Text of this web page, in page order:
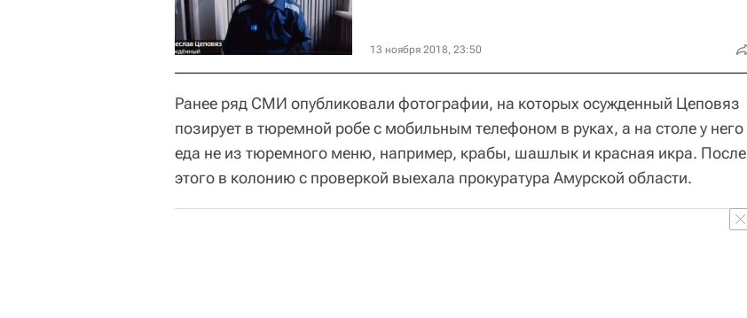
13 ноября 2018, 23:50
Ранее ряд СМИ опубликовали фотографии, на которых осужденный Цеповяз
позирует в тюремной робе с мобильным телефоном в руках, а на столе у него
еда не из тюремного меню, например, крабы, шашлык и красная икра. После
этого в колонию с проверкой выехала прокуратура Амурской области.